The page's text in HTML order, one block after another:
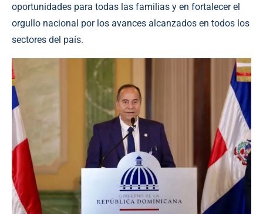
oportunidades para todas las familias y en fortalecer el
orgullo nacional por los avances alcanzados en todos los
sectores del país.